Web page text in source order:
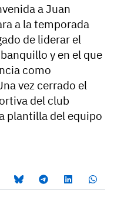
a Juan
a la temporada
de liderar el
y en el que
como
vez cerrado el
del club
plantilla del equipo